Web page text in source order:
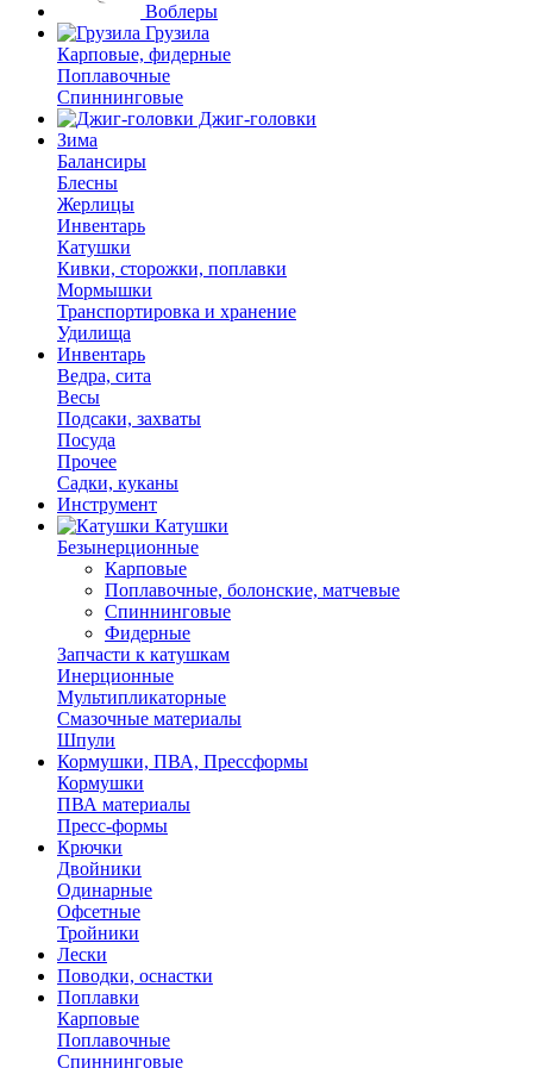
Воблеры
Грузила
Карповые, фидерные
Поплавочные
Спиннинговые
Джиг-головки
Зима
Балансиры
Блесны
Жерлицы
Инвентарь
Катушки
Кивки, сторожки, поплавки
Мормышки
Транспортировка и хранение
Удилища
Инвентарь
Ведра, сита
Весы
Подсаки, захваты
Посуда
Прочее
Садки, куканы
Инструмент
Катушки
Безынерционные
Карповые
Поплавочные, болонские, матчевые
Спиннинговые
Фидерные
Запчасти к катушкам
Инерционные
Мультипликаторные
Смазочные материалы
Шпули
Кормушки, ПВА, Прессформы
Кормушки
ПВА материалы
Пресс-формы
Крючки
Двойники
Одинарные
Офсетные
Тройники
Лески
Поводки, оснастки
Поплавки
Карповые
Поплавочные
Спиннинговые